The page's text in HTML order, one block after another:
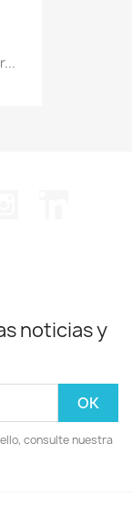
noticias y
consulte nuestra